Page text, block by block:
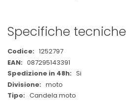
Specifiche tecniche
Maggiori
Informazioni
1252797
087295143391
Si
moto
Candela moto